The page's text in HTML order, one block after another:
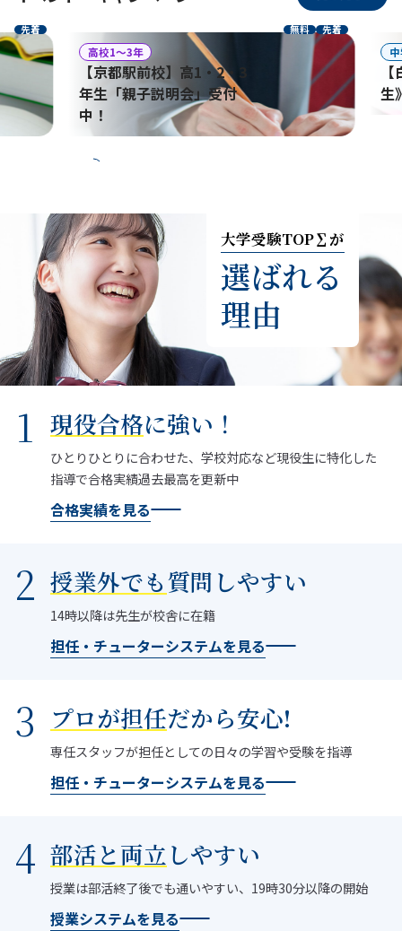
先着
高校1〜3年
【京都駅前校】高1・2・3
年生「親子説明会」受付
中！
無料 先着
中
【
生
大学受験TOP∑が
選ばれる
理由
現役合格に強い！
ひとりひとりに合わせた、学校対応など現役生に特化した
指導で合格実績過去最高を更新中
合格実績を見る
授業外でも質問しやすい
14時以降は先生が校舎に在籍
担任・チューターシステムを見る
プロが担任だから安心!
専任スタッフが担任としての日々の学習や受験を指導
担任・チューターシステムを見る
部活と両立しやすい
授業は部活終了後でも通いやすい、19時30分以降の開始
授業システムを見る